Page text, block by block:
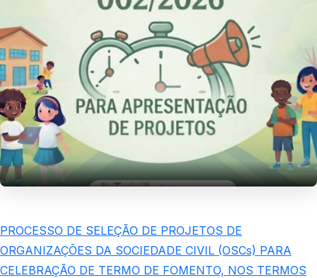
PROCESSO DE SELEÇÃO DE PROJETOS DE
ORGANIZAÇÕES DA SOCIEDADE CIVIL (OSCs) PARA
CELEBRAÇÃO DE TERMO DE FOMENTO, NOS TERMOS